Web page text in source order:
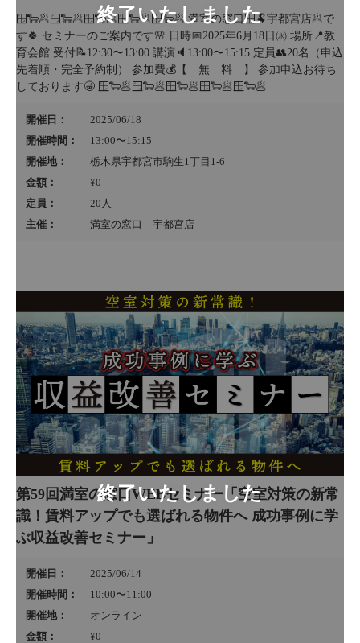
🪟🐑🥟🪟🐑🥟🪟🐑🥟🪟🐑🥟🪟🐑🥟 満室の窓口🪟🐏宇都宮店🥟で
す🍀 セミナーのご案内です🌸 日時📅2025年6月18日㈬ 場所📍教
育会館 受付📝12:30〜13:00 講演🔈13:00〜15:15 定員👥20名（申込
先着順・完全予約制） 参加費💰【 無 料 】 参加申込お待ち
しております🤩 🪟🐑🥟🪟🐑🥟🪟🐑🥟🪟🐑🥟🪟🐑🥟
開催日：
2025/06/18
開催時間：
13:00〜15:15
開催地：
栃木県宇都宮市駒生1丁目1-6
金額：
¥0
定員：
20 人
主催：
満室の窓口 宇都宮店
第59回満室の窓口WEBセミナー「空室対策の新常
識！賃料アップでも選ばれる物件へ 成功事例に学
ぶ収益改善セミナー」
開催日：
2025/06/14
開催時間：
10:00〜11:00
開催地：
オンライン
金額：
¥0